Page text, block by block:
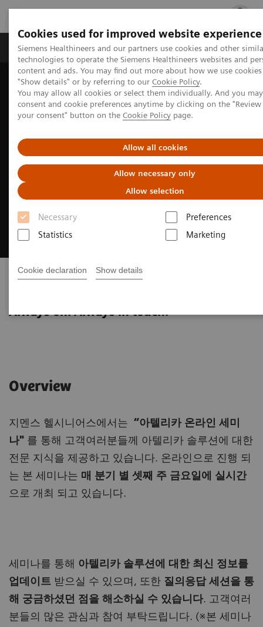
Cookies used for improved website experience
Siemens Healthineers and our partners use cookies and other
technologies to operate the Siemens Healthineers websites and
content and ads. You may find out more about how we use
"Show details" or by referring to our Cookie Policy.
You may allow all cookies or select them individually. And you
consent and cookie preferences anytime by clicking on the "Review
your consent" button on the Cookie Policy page.
Allow all cookies
Allow necessary only
Allow selection
Necessary
Preferences
Statistics
Marketing
Cookie declaration Show details
지멘스 헬시니어스(주) 채용 주요 제품
지멘스 헬시니어스(주)
News & Events
Conferences & Events
Atellica Online Seminar
Atellica Online Seminar
Always on. Always in touch.
Overview
지멘스 헬시니어스에서는 “아텔리카 온라인 세미
나" 를 통해 고객여러분들께 아텔리카 솔루션에 대한
전문 지식을 제공하고 있습니다. 온라인으로 진행 되
는 본 세미나는 매 분기 별 셋째 주 금요일에 실시간
으로 개최 되고 있습니다.
세미나를 통해 아텔리카 솔루션에 대한 최신 정보를
업데이트 받으실 수 있으며, 또한 질의응답 세션을 통
해 궁금하셨던 점을 해소하실 수 있습니다. 고객여러
분들의 많은 관심과 참여 부탁드립니다. (※본 세미나